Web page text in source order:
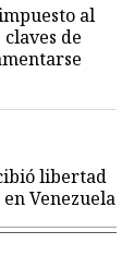
al
de
libertad
Venezuela